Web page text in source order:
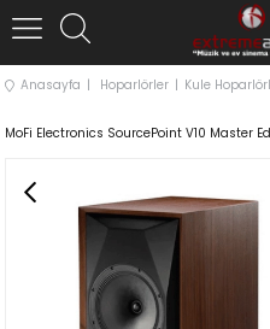
Anasayfa Hoparlörler Kule
MoFi Electronics SourcePoint V10 Master